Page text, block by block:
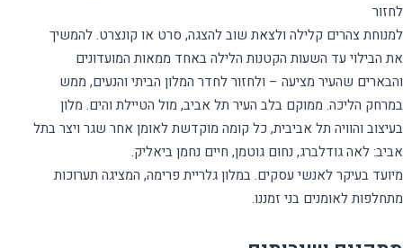
למנוחת צהרים קלילה ולצאת שוב להצגה, סרט או קונצרט. להמשיך
את הבילוי עד השעות הקטנות הלילה באחד ממאות המועדונים
והבארים שהעיר מציעה – ולחזור לחדר המלון הביתי והנעים, ממש
במרחק הליכה. ממוקם בלב העיר תל אביב, מול הטיילת והים. מלון
בעיצוב והוויה תל אביבית, כל קומה מוקדשת לאומן אחר שגר ויצר בתל
מיועד בעיקר לאנשי עסקים. במלון גלריית פרימה, המציגה תערוכות
מתחלפות לאומנים בני זמננו.